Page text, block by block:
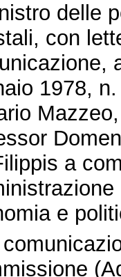
delle
con
1978,
a
e